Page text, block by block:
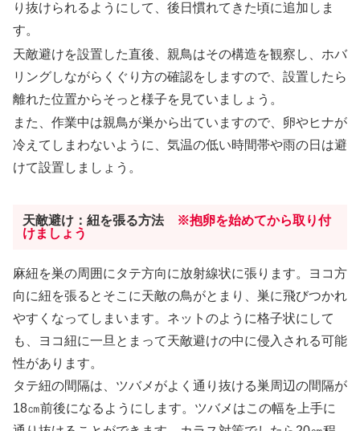
り抜けられるようにして、後日慣れてきた頃に追加しま
す。
天敵避けを設置した直後、親鳥はその構造を観察し、ホバ
リングしながらくぐり方の確認をしますので、設置したら
離れた位置からそっと様子を見ていましょう。
また、作業中は親鳥が巣から出ていますので、卵やヒナが
冷えてしまわないように、気温の低い時間帯や雨の日は避
けて設置しましょう。
天敵避け：紐を張る方法
※抱卵を始めてから取り付
けましょう
麻紐を巣の周囲にタテ方向に放射線状に張ります。ヨコ方
向に紐を張るとそこに天敵の鳥がとまり、巣に飛びつかれ
やすくなってしまいます。ネットのように格子状にして
も、ヨコ紐に一旦とまって天敵避けの中に侵入される可能
性があります。
タテ紐の間隔は、ツバメがよく通り抜ける巣周辺の間隔が
18㎝前後になるようにします。ツバメはこの幅を上手に